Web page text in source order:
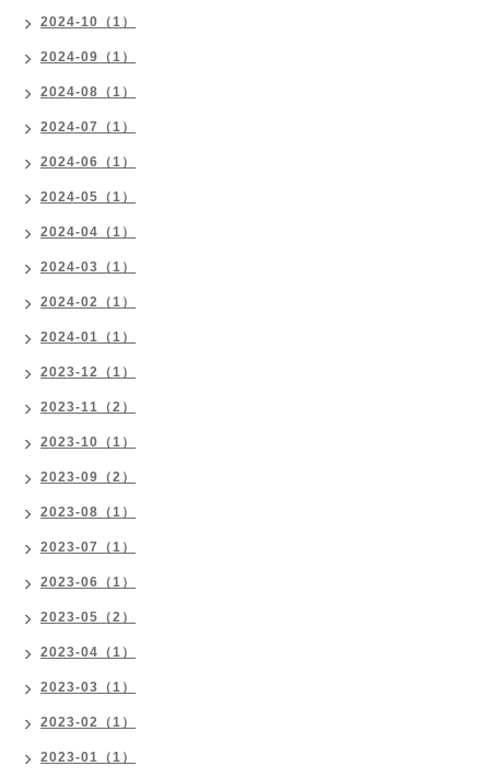
2024-10（1）
2024-09（1）
2024-08（1）
2024-07（1）
2024-06（1）
2024-05（1）
2024-04（1）
2024-03（1）
2024-02（1）
2024-01（1）
2023-12（1）
2023-11（2）
2023-10（1）
2023-09（2）
2023-08（1）
2023-07（1）
2023-06（1）
2023-05（2）
2023-04（1）
2023-03（1）
2023-02（1）
2023-01（1）